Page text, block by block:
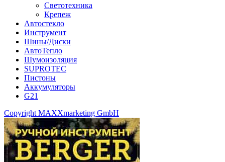
Светотехника
Крепеж
Автостекло
Инструмент
Шины/Диски
АвтоТепло
Шумоизоляция
SUPROTEC
Пистоны
Аккумуляторы
G21
Copyright MAXXmarketing GmbH